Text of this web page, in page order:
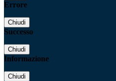
Errore
Chiudi
Successo
Chiudi
Informazione
Chiudi